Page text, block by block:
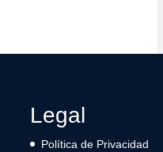
Legal
Política de Privacidad